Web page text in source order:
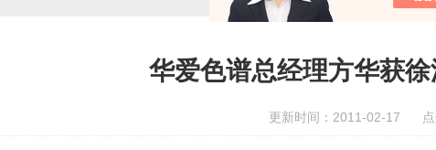
华爱色谱总经理方华获
更新时间：2011-02-17 点